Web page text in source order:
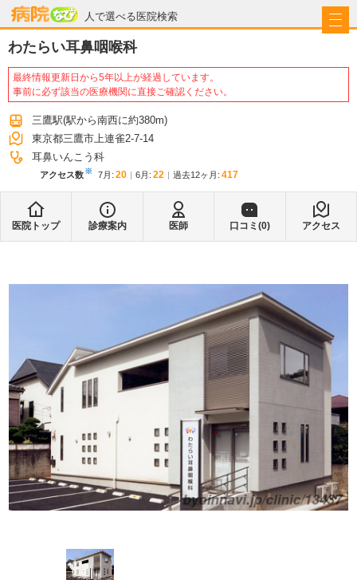
人で選べる医院検索
病院なび
わたらい耳鼻咽喉科
最終情報更新日から5年以上が経過しています。
事前に必ず該当の医療機関に直接ご確認ください。
三鷹駅(駅から南西に約380m)
東京都三鷹市上連雀2-7-14
耳鼻いんこう科
アクセス数※ 7月 : 20 6月 : 22 過去12ヶ月: 417
医院トップ 診療案内 医師 口コミ(0) アクセス